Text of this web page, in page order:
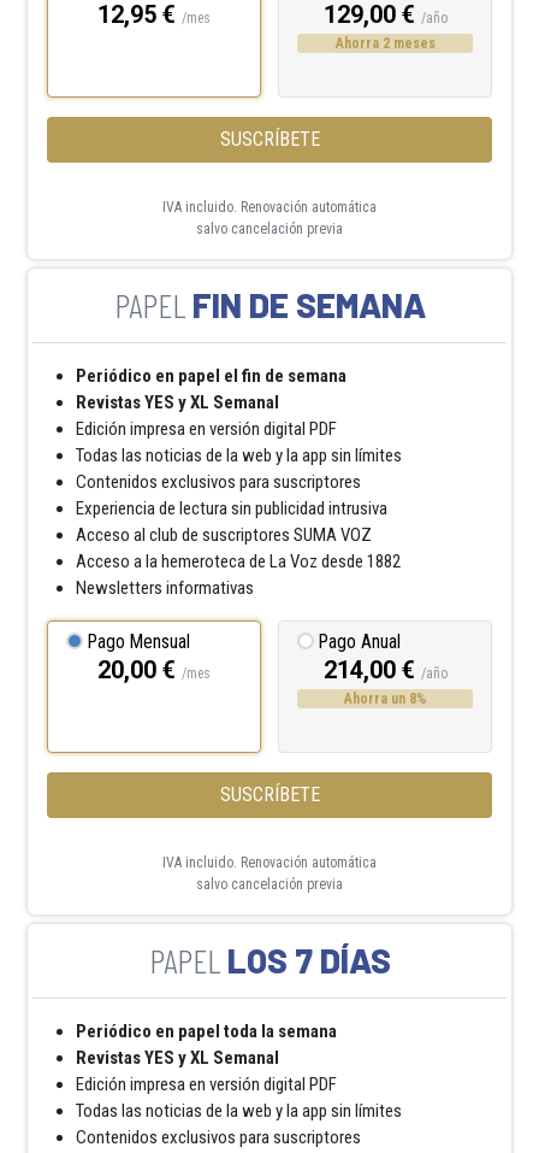
12,95 € /mes 129,00 € /año
Ahorra 2 meses
SUSCRÍBETE
IVA incluido. Renovación automática
salvo cancelación previa
FIN DE SEMANA
Periódico en papel el fin de semana
Revistas YES y XL Semanal
Edición impresa en versión digital PDF
Todas las noticias de la web y la app sin límites
Contenidos exclusivos para suscriptores
Experiencia de lectura sin publicidad intrusiva
Acceso al club de suscriptores SUMA VOZ
Acceso a la hemeroteca de La Voz desde 1882
Newsletters informativas
Pago Mensual
20,00 € /mes
Pago Anual
214,00 € /año
Ahorra un 8%
SUSCRÍBETE
IVA incluido. Renovación automática
salvo cancelación previa
LOS 7 DÍAS
Periódico en papel toda la semana
Revistas YES y XL Semanal
Edición impresa en versión digital PDF
Todas las noticias de la web y la app sin límites
Contenidos exclusivos para suscriptores